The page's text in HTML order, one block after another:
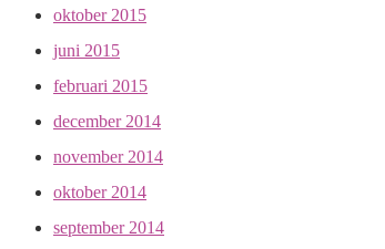
oktober 2015
juni 2015
februari 2015
december 2014
november 2014
oktober 2014
september 2014